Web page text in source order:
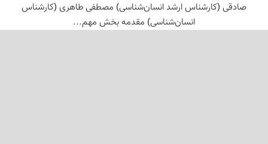
صادقی (کارشناس ارشد انسان‌شناسی) مصطفی طاهری (کارشناس
انسان‌شناسی) مقدمه بخش مهم...